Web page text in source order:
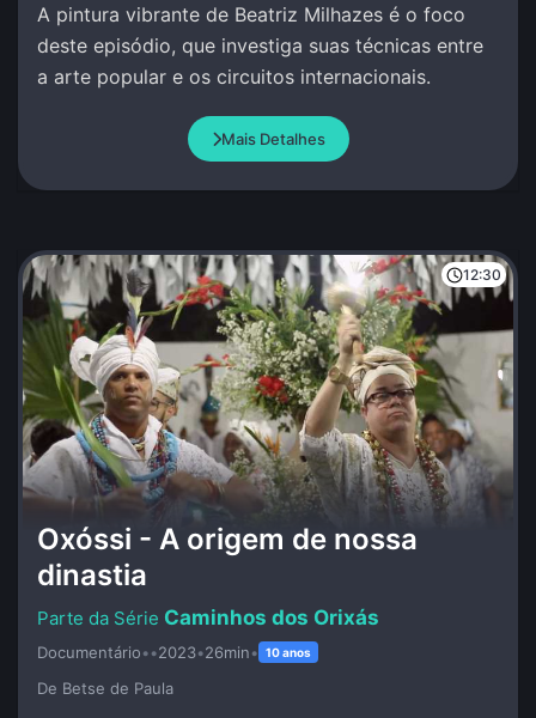
A pintura vibrante de Beatriz Milhazes é o foco
deste episódio, que investiga suas técnicas entre
a arte popular e os circuitos internacionais.
Mais Detalhes
12:30
Oxóssi - A origem de nossa
dinastia
Caminhos dos Orixás
Documentário••2023•26min• 10 anos
De Betse de Paula